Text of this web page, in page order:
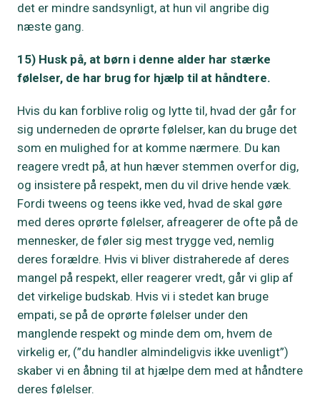
det er mindre sandsynligt, at hun vil angribe dig
næste gang.
15) Husk på, at børn i denne alder har stærke
følelser, de har brug for hjælp til at håndtere.
Hvis du kan forblive rolig og lytte til, hvad der går for
sig underneden de oprørte følelser, kan du bruge det
som en mulighed for at komme nærmere. Du kan
reagere vredt på, at hun hæver stemmen overfor dig,
og insistere på respekt, men du vil drive hende væk.
Fordi tweens og teens ikke ved, hvad de skal gøre
med deres oprørte følelser, afreagerer de ofte på de
mennesker, de føler sig mest trygge ved, nemlig
deres forældre. Hvis vi bliver distraherede af deres
mangel på respekt, eller reagerer vredt, går vi glip af
det virkelige budskab. Hvis vi i stedet kan bruge
empati, se på de oprørte følelser under den
manglende respekt og minde dem om, hvem de
virkelig er, (”du handler almindeligvis ikke uvenligt”)
skaber vi en åbning til at hjælpe dem med at håndtere
deres følelser.